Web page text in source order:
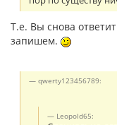
Т.е. Вы снова
запишем.
qwerty123456789:
Leopold65: